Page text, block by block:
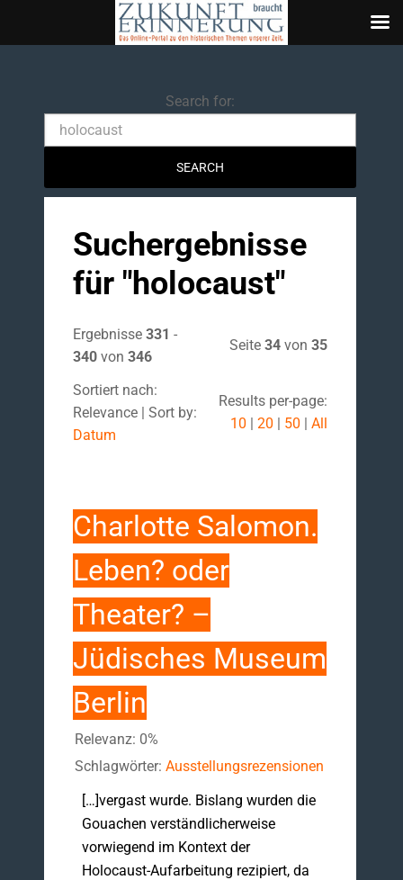
Search for:Search
Suchergebnisse
für "holocaust"
Ergebnisse 331 -
340von 346
Seite 34von 35
Sortiert nach:
Relevance | Sort by:
Datum
Results per-page:
10 | 20 | 50 | All
Charlotte Salomon.
Leben? oder
Theater? –
Jüdisches Museum
Berlin
Relevanz: 0%
Schlagwörter: Ausstellungsrezensionen
[…]vergast wurde. Bislang wurden die
Gouachen verständlicherweise
vorwiegend im Kontext der
Holocaust-Aufarbeitung rezipiert, da